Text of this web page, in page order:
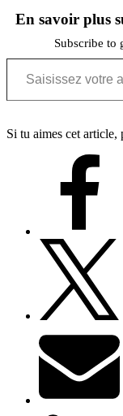
En savoir plus
Subscribe to
Saisissez votre adresse e-mail…
Si tu aimes cet article,